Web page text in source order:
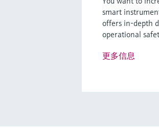
smart
offers in-depth
operational
更多信息